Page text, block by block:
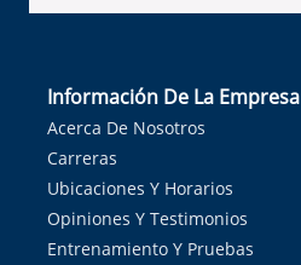
Información De La Empresa
Acerca De Nosotros
Carreras
Ubicaciones Y Horarios
Opiniones Y Testimonios
Entrenamiento Y Pruebas